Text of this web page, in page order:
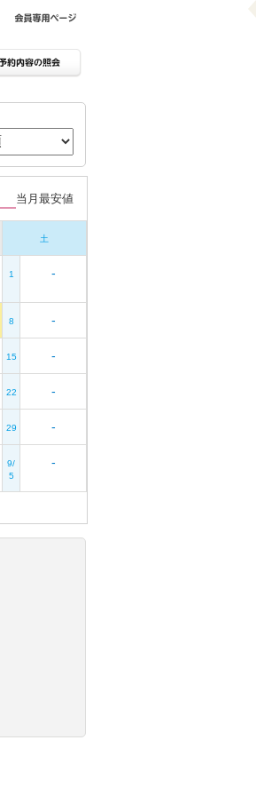
当月最安値
土
1 -
8 -
15 -
22 -
29 -
9/
5
-